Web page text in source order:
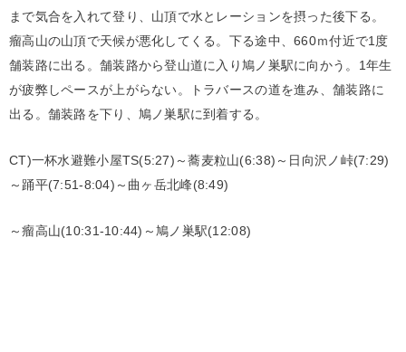
まで気合を入れて登り、山頂で水とレーションを摂った後下る。
瘤高山の山頂で天候が悪化してくる。下る途中、660ｍ付近で1度
舗装路に出る。舗装路から登山道に入り鳩ノ巣駅に向かう。1年生
が疲弊しペースが上がらない。トラバースの道を進み、舗装路に
出る。舗装路を下り、鳩ノ巣駅に到着する。
CT)一杯水避難小屋TS(5:27)～蕎麦粒山(6:38)～日向沢ノ峠(7:29)
～踊平(7:51-8:04)～曲ヶ岳北峰(8:49)
～瘤高山(10:31-10:44)～鳩ノ巣駅(12:08)